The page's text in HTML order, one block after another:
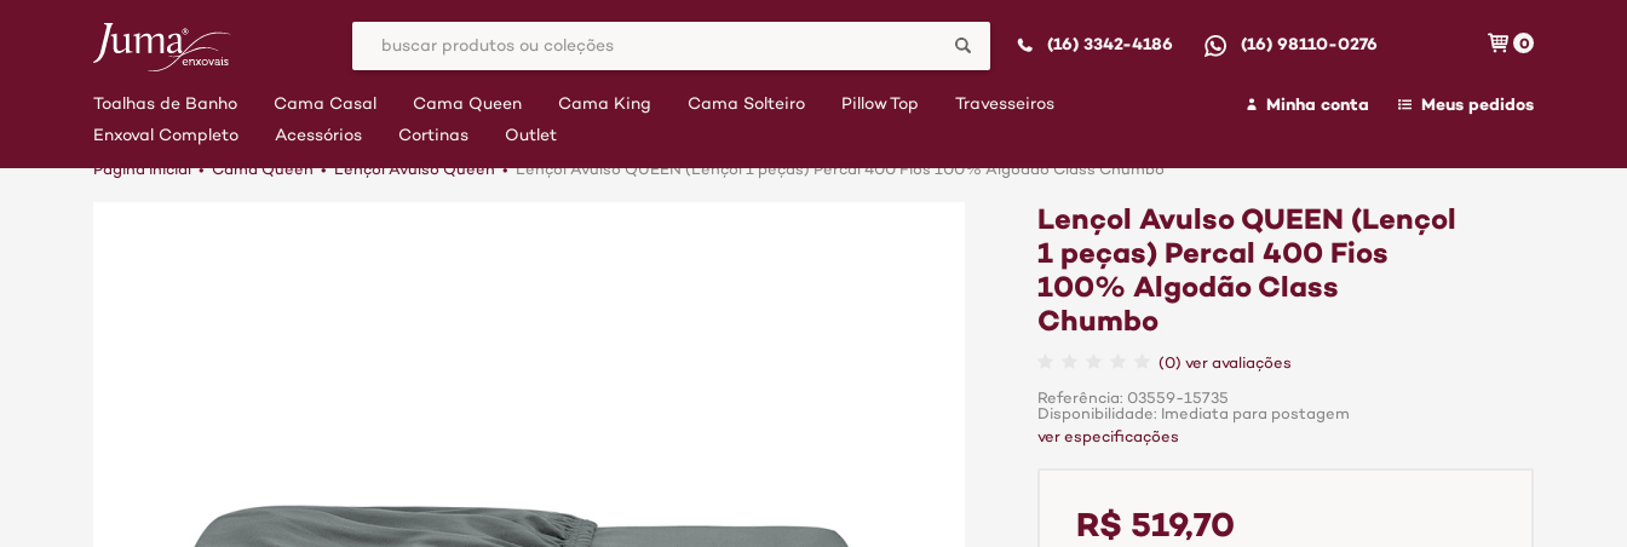
(16) 3342-4186 (16) 98110-0276 0
Toalhas de Banho Cama Casal Cama Queen Cama King Cama Solteiro Pillow Top
Travesseiros
Enxoval Completo
Acessórios Cortinas Outlet
Minha conta Meus pedidos
Página inicial Cama Queen Lençol Avulso Queen Lençol Avulso QUEEN (Lençol 1 peças) Percal 400 Fios 100% Algodão Class Chumbo
Lençol Avulso QUEEN (Lençol
1 peças) Percal 400 Fios
100% Algodão Class
Chumbo
(0) ver avaliações
Referência: 03559-15735
Disponibilidade: Imediata para postagem
ver especificações
R$ 519,70